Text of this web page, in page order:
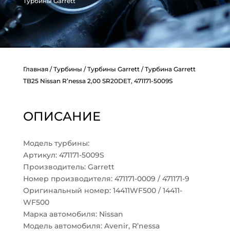
Главная/Турбины /Турбины Garrett/ Турбина Garrett
TB25 Nissan R’nessa 2,00 SR20DET, 471171-5009S
ОПИСАНИЕ
Модель турбины:
Артикул: 471171-5009S
Производитель: Garrett
Номер производителя: 471171-0009 / 471171-9
Оригинальный номер: 14411WF500 / 14411-
WF500
Марка автомобиля: Nissan
Модель автомобиля: Avenir, R’nessa